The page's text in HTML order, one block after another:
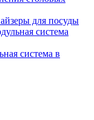
для посуды
система
система в